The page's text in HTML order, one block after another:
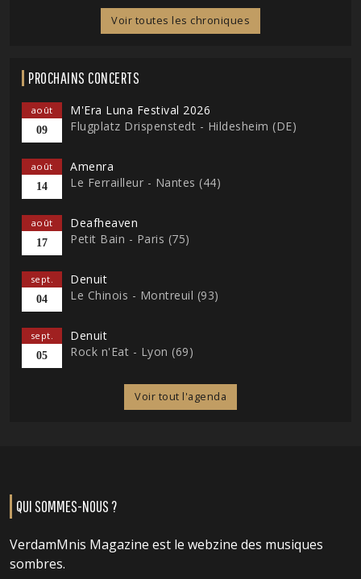
Voir toutes les chroniques
PROCHAINS CONCERTS
août
09
M'Era Luna Festival 2026
Flugplatz Drispenstedt - Hildesheim (DE)
août
14
Amenra
Le Ferrailleur - Nantes (44)
août
17
Deafheaven
Petit Bain - Paris (75)
sept.
04
Denuit
Le Chinois - Montreuil (93)
sept.
05
Denuit
Rock n'Eat - Lyon (69)
Voir tout l'agenda
QUI SOMMES-NOUS ?
VerdamMnis Magazine est le webzine des musiques
sombres.